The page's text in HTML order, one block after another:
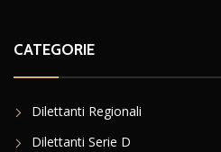
CATEGORIE
Dilettanti Regionali
Dilettanti Serie D